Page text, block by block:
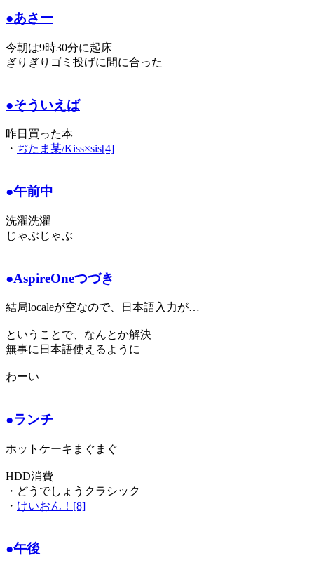
●あさー
今朝は9時30分に起床
ぎりぎりゴミ投げに間に合った
●そういえば
昨日買った本
・ ぢたま某/Kiss×sis[4]
●午前中
洗濯洗濯
じゃぶじゃぶ
●AspireOneつづき
結局localeが空なので、日本語入力が…
ということで、なんとか解決
無事に日本語使えるように
わーい
●ランチ
ホットケーキまぐまぐ
HDD消費
・どうでしょうクラシック
・ けいおん！[8]
●午後